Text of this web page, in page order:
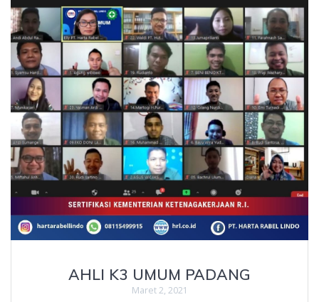
AHLI K3 UMUM PADANG
Maret 2, 2021